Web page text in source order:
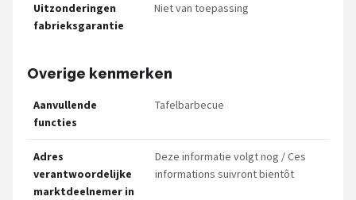
Uitzonderingen
fabrieksgarantie
Niet van toepassing
Overige kenmerken
Aanvullende
functies
Tafelbarbecue
Adres
verantwoordelijke
marktdeelnemer in
Deze informatie volgt nog / Ces
informations suivront bientôt